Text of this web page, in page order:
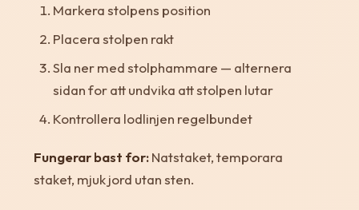
Markera stolpens position
Placera stolpen rakt
Sla ner med stolphammare — alternera
sidan for att undvika att stolpen lutar
Kontrollera lodlinjen regelbundet
Fungerar bast for:Natstaket, temporara
staket, mjuk jord utan sten.